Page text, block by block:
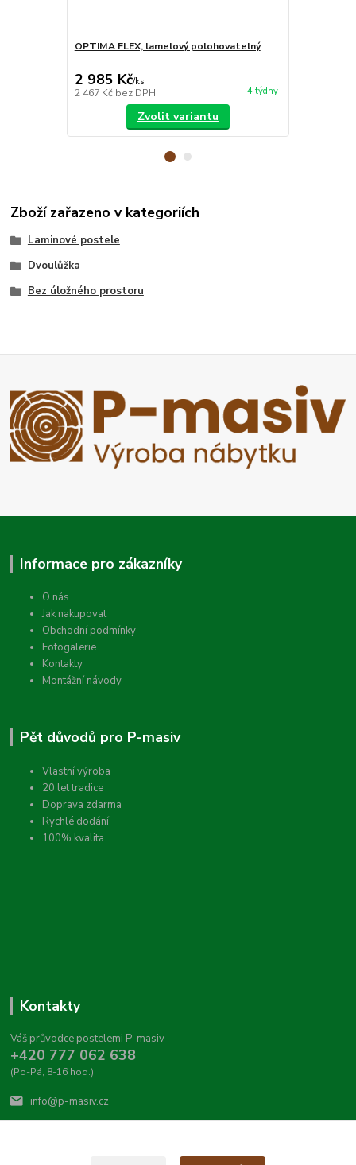
OPTIMA FLEX, lamelový polohovatelný
2 985 Kč/ks
2 467 Kč bez DPH 4 týdny
Zvolit variantu
Zboží zařazeno v kategoriích
Laminové postele
Dvoulůžka
Bez úložného prostoru
Informace pro zákazníky
O nás
Jak nakupovat
Obchodní podmínky
Fotogalerie
Kontakty
Montážní návody
Pět důvodů pro P-masiv
Vlastní výroba
20 let tradice
Doprava zdarma
Rychlé dodání
100% kvalita
Kontakty
Váš průvodce postelemi P-masiv
+420 777 062 638
(Po-Pá, 8-16 hod.)
info@p-masiv.cz